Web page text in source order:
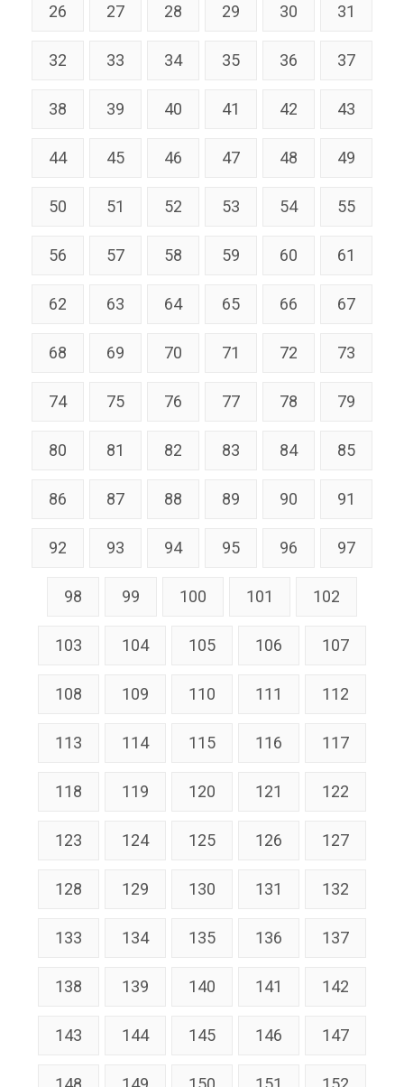
26 27 28 29 30 31
32 33 34 35 36 37
38 39 40 41 42 43
44 45 46 47 48 49
50 51 52 53 54 55
56 57 58 59 60 61
62 63 64 65 66 67
68 69 70 71 72 73
74 75 76 77 78 79
80 81 82 83 84 85
86 87 88 89 90 91
92 93 94 95 96 97
98 99 100 101 102
103 104 105 106 107
108 109 110 111 112
113 114 115 116 117
118 119 120 121 122
123 124 125 126 127
128 129 130 131 132
133 134 135 136 137
138 139 140 141 142
143 144 145 146 147